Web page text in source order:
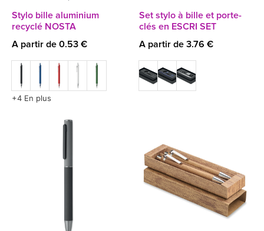
Stylo bille aluminium
recyclé NOSTA
A partir de 0.53 €
+4 En plus
Set stylo à bille et porte-
clés en ESCRI SET
A partir de 3.76 €